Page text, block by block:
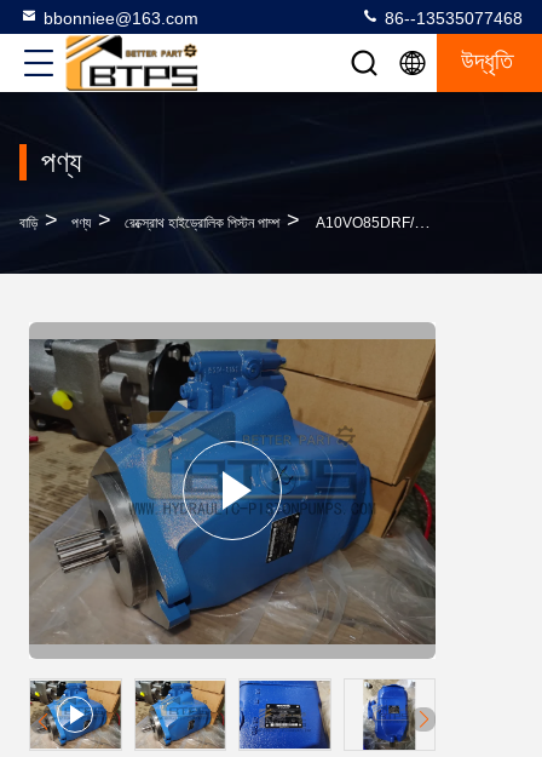
bbonniee@163.com 86--13535077468
উদ্ধৃতি
পণ্য
বাড়ি > পণ্য > রেক্স্রোথ হাইড্রোলিক পিস্টন পাম্প > A10VO85DRF/53R-VUC11N00 রেক্সরথ হাইড্রোলিক পিস্টন পাম্প A10VO28 A10VO45 A10VO63 A10VO85